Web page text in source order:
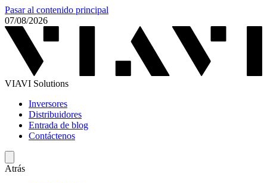
Pasar al contenido principal
07/08/2026
VIAVI Solutions
Inversores
Distribuidores
Entrada de blog
Contáctenos
Atrás